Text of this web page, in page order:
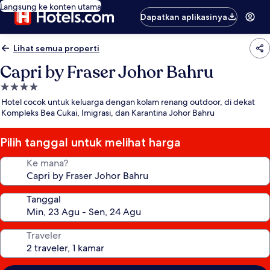
Langsung ke konten utama
Dapatkan aplikasinya
Lihat semua properti
Capri by Fraser Johor Bahru
Properti
bintang
4.0
Hotel cocok untuk keluarga dengan kolam renang outdoor, di dekat
Kompleks Bea Cukai, Imigrasi, dan Karantina Johor Bahru
Pilih tanggal untuk melihat harga
Ke mana?
Tanggal
Traveler